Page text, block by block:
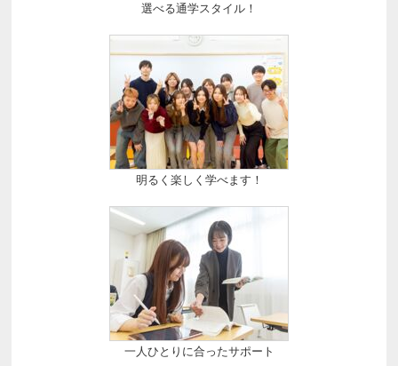
選べる通学スタイル！
明るく楽しく学べます！
一人ひとりに合ったサポート